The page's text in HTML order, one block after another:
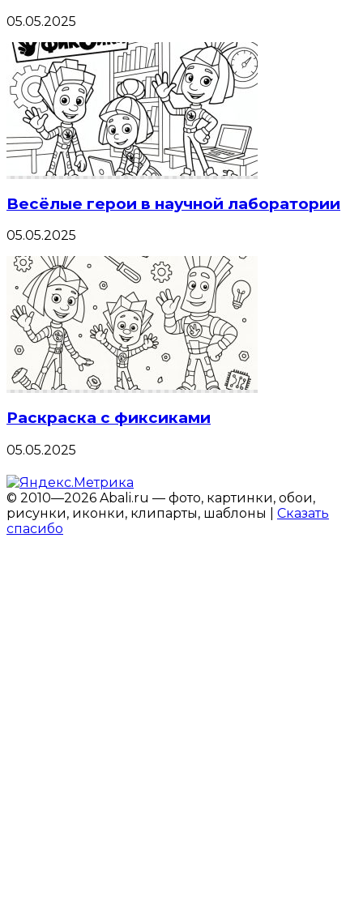
05.05.2025
Весёлые герои в научной лаборатории
05.05.2025
Раскраска с фиксиками
05.05.2025
© 2010—2026 Abali.ru — фото, картинки, обои,
рисунки, иконки, клипарты, шаблоны | Сказать
спасибо